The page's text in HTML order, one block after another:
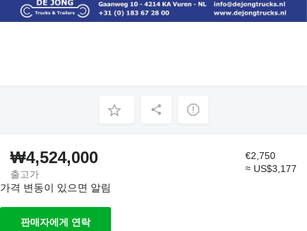
₩4,524,000
출고가
€2,750
≈ US$3,177
가격 변동이 있으면 알림
판매자에게 연락